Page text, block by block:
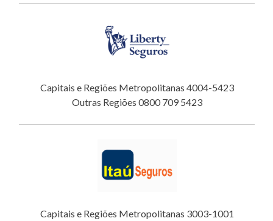
Capitais e Regiões Metropolitanas 4004-5423
Outras Regiões 0800 709 5423
Capitais e Regiões Metropolitanas 3003-1001